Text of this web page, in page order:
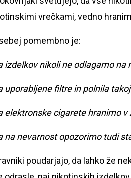
vrečkami, vedno
pomembno je:
izdelkov nikoli ne odlagamo
uporabljene filtre in polnila
elektronske cigarete hranimo
na nevarnost opozorimo tudi
poudarjajo, da lahko že